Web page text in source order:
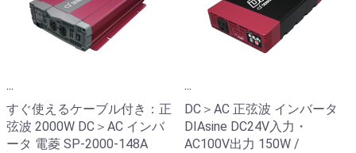
...
すぐ使えるケーブル付き：正
弦波 2000W DC＞AC インバ
ータ 電菱 SP-2000-148A
...
DC＞AC 正弦波 インバータ
DIAsine DC24V入力・
AC100V出力 150W /